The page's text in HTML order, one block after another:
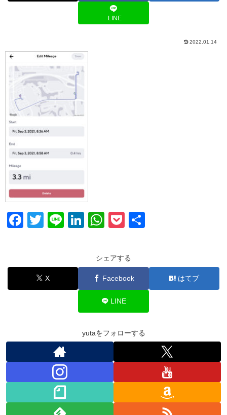
LINE
2022.01.14
F
e
b
T
er
Li
Li
e
dI
W
at
s
A
p
p
P
ck
et
シェアする
X Facebook はてブ
LINE
yutaをフォローする